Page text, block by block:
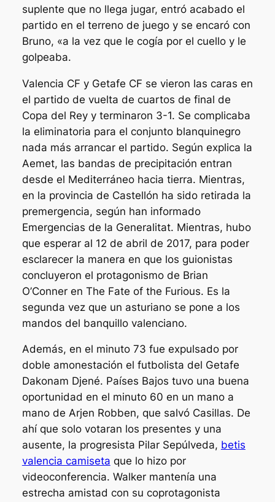
suplente que no llega jugar, entró acabado el
partido en el terreno de juego y se encaró con
Bruno, «a la vez que le cogía por el cuello y le
golpeaba.
Valencia CF y Getafe CF se vieron las caras en
el partido de vuelta de cuartos de final de
Copa del Rey y terminaron 3-1. Se complicaba
la eliminatoria para el conjunto blanquinegro
nada más arrancar el partido. Según explica la
Aemet, las bandas de precipitación entran
desde el Mediterráneo hacia tierra. Mientras,
en la provincia de Castellón ha sido retirada la
premergencia, según han informado
Emergencias de la Generalitat. Mientras, hubo
que esperar al 12 de abril de 2017, para poder
esclarecer la manera en que los guionistas
concluyeron el protagonismo de Brian
O’Conner en The Fate of the Furious. Es la
segunda vez que un asturiano se pone a los
mandos del banquillo valenciano.
Además, en el minuto 73 fue expulsado por
doble amonestación el futbolista del Getafe
Dakonam Djené. Países Bajos tuvo una buena
oportunidad en el minuto 60 en un mano a
mano de Arjen Robben, que salvó Casillas. De
ahí que solo votaran los presentes y una
ausente, la progresista Pilar Sepúlveda, betis
valencia camiseta que lo hizo por
videoconferencia. Walker mantenía una
estrecha amistad con su coprotagonista